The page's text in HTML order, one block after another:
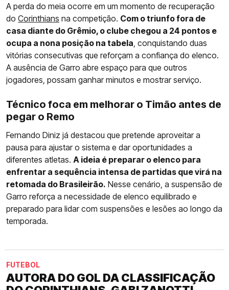
A perda do meia ocorre em um momento de recuperação
do Corinthians na competição. Com o triunfo fora de
casa diante do Grêmio, o clube chegou a 24 pontos e
ocupa a nona posição na tabela , conquistando duas
vitórias consecutivas que reforçam a confiança do elenco.
A ausência de Garro abre espaço para que outros
jogadores, possam ganhar minutos e mostrar serviço.
Técnico foca em melhorar o Timão antes de
pegar o Remo
Fernando Diniz já destacou que pretende aproveitar a
pausa para ajustar o sistema e dar oportunidades a
diferentes atletas. A ideia é preparar o elenco para
enfrentar a sequência intensa de partidas que virá na
retomada do Brasileirão. Nesse cenário, a suspensão de
Garro reforça a necessidade de elenco equilibrado e
preparado para lidar com suspensões e lesões ao longo da
temporada.
FUTEBOL
AUTORA DO GOL DA CLASSIFICAÇÃO